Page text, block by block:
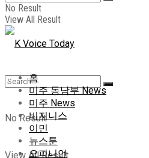
No Result
View All Result
No Result
View All Result
홈
미주 동남부 News
미주 News
비지니스
이민
뉴스툰
오피니언